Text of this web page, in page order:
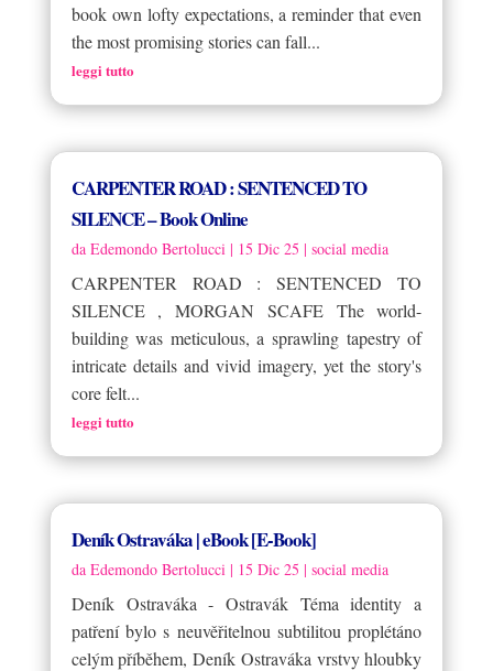
book own lofty expectations, a reminder that even
the most promising stories can fall...
leggi tutto
CARPENTER ROAD : SENTENCED TO
SILENCE – Book Online
da Edemondo Bertolucci | 15 Dic 25 | social media
CARPENTER ROAD : SENTENCED TO
SILENCE , MORGAN SCAFE The world-
building was meticulous, a sprawling tapestry of
intricate details and vivid imagery, yet the story's
core felt...
leggi tutto
Deník Ostraváka | eBook [E-Book]
da Edemondo Bertolucci| 15 Dic 25 | social media
Deník Ostraváka - Ostravák Téma identity a
patření bylo s neuvěřitelnou subtilitou proplétáno
celým příběhem, Deník Ostraváka vrstvy hloubky